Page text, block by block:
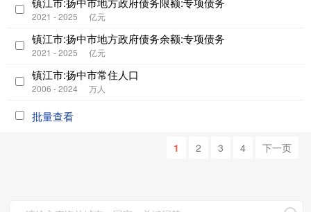
2021 - 2025 亿元
镇江市:扬中市地方政府债务余额:专项债务
2021 - 2025 亿元
镇江市:扬中市常住人口
2006 - 2024 万人
批量查看
1 2 3 4 下一页